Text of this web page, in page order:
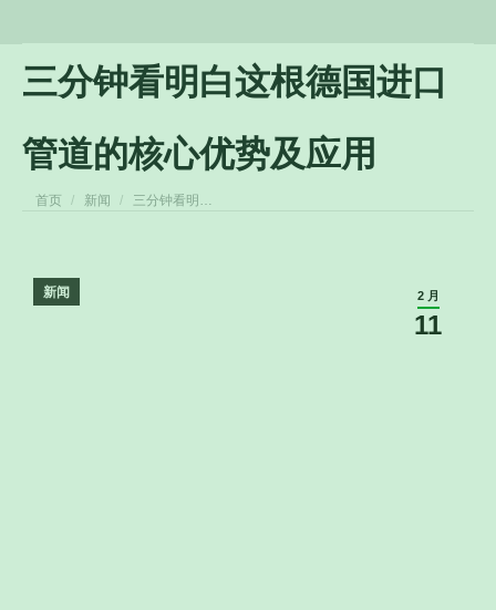
三分钟看明白这根德国进口
管道的核心优势及应用
您在这里：
首页 新闻 三分钟看明…
2 月
11
新闻